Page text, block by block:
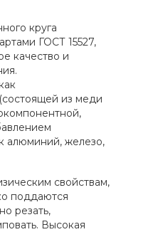
круга
ГОСТ 15527,
качество и
из меди
алюминий, железо,
свойствам,
поддаются
резать,
Высокая